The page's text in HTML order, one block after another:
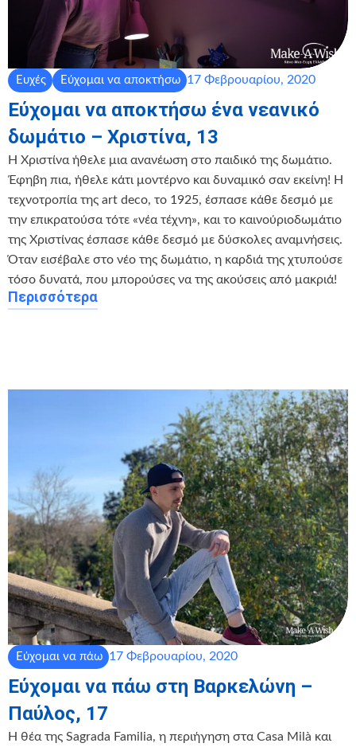
Ευχές Εύχομαι να αποκτήσω 17 Φεβρουαρίου, 2020
Εύχομαι να αποκτήσω ένα νεανικό
δωμάτιο – Χριστίνα, 13
Η Χριστίνα ήθελε μια ανανέωση στο παιδικό της δωμάτιο.
Έφηβη πια, ήθελε κάτι μοντέρνο και δυναμικό σαν εκείνη! Η
τεχνοτροπία της art deco, το 1925, έσπασε κάθε δεσμό με
την επικρατούσα τότε «νέα τέχνη», και το καινούριοδωμάτιο
της Χριστίνας έσπασε κάθε δεσμό με δύσκολες αναμνήσεις.
Όταν εισέβαλε στο νέο της δωμάτιο, η καρδιά της χτυπούσε
τόσο δυνατά, που μπορούσες να της ακούσεις από μακριά!
Περισσότερα
Εύχομαι να πάω 17 Φεβρουαρίου, 2020
Εύχομαι να πάω στη Βαρκελώνη –
Παύλος, 17
Η θέα της Sagrada Familia, η περιήγηση στα Casa Milà και